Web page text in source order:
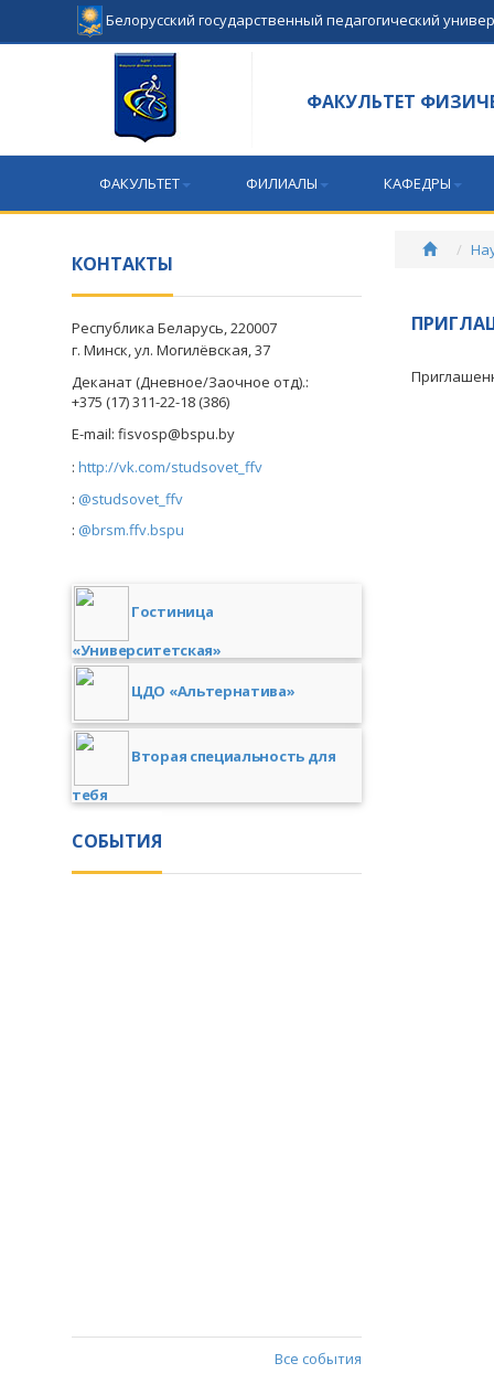
Белорусский государственный педагогический
ФАКУЛЬТЕТ
ФАКУЛЬТЕТ ФИЛИАЛЫ КАФЕДРЫ
КОНТАКТЫ
Республика Беларусь, 220007
г. Минск, ул. Могилёвская, 37
Деканат (Дневное/Заочное отд).:
+375 (17) 311-22-18 (386)
E-mail: fisvosp@bspu.by
: http://vk.com/studsovet_ffv
: @studsovet_ffv
: @brsm.ffv.bspu
Гостиница
«Университетская»
ЦДО «Альтернатива»
Вторая специальность для
тебя
СОБЫТИЯ
Все события